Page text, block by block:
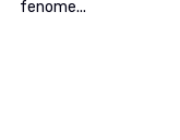
fenome...